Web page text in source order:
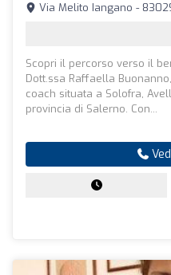
Via Melito Iangano -
Scopri il percorso verso il
Dott.ssa Raffaella
coach situata a Solofra,
provincia di Salerno. Con...